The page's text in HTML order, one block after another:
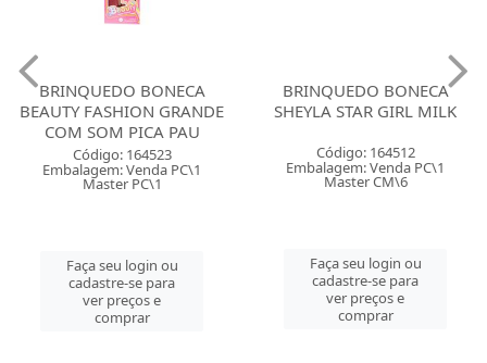
BRINQUEDO BONECA
BEAUTY FASHION GRANDE
COM SOM PICA PAU
Código: 164523
Embalagem: Venda PC\1
Master PC\1
Faça seu login ou
cadastre-se para
ver preços e
comprar
BRINQUEDO BONECA
SHEYLA STAR GIRL MILK
Código: 164512
Embalagem: Venda PC\1
Master CM\6
Faça seu login ou
cadastre-se para
ver preços e
comprar